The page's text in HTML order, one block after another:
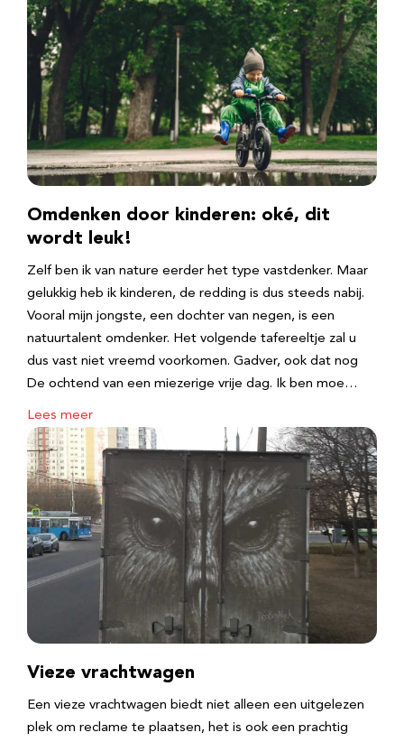
Omdenken door kinderen: oké, dit
wordt leuk!
Zelf ben ik van nature eerder het type vastdenker. Maar
gelukkig heb ik kinderen, de redding is dus steeds nabij.
Vooral mijn jongste, een dochter van negen, is een
natuurtalent omdenker. Het volgende tafereeltje zal u
dus vast niet vreemd voorkomen. Gadver, ook dat nog
De ochtend van een miezerige vrije dag. Ik ben moe…
Lees meer
Vieze vrachtwagen
Een vieze vrachtwagen biedt niet alleen een uitgelezen
plek om reclame te plaatsen, het is ook een prachtig